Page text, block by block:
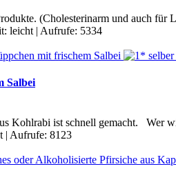
(Cholesterinarm und auch für
leicht | Aufrufe: 5334
Salbei
Kohlrabi ist schnell gemacht. Wer
| Aufrufe: 8123